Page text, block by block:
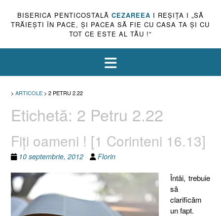
BISERICA PENTICOSTALĂ CEZAREEA I REŞIŢA I „SĂ
TRĂIEŞTI ÎN PACE, ŞI PACEA SĂ FIE CU CASA TA ŞI CU
TOT CE ESTE AL TĂU !”
> ARTICOLE > 2 PETRU 2.22
Etichetă: 2 Petru 2.22
Fiţi oameni ! [1 Corinteni 16.13]
10 septembrie, 2012 Florin
Întâi, trebuie
să
clarificăm
un fapt.